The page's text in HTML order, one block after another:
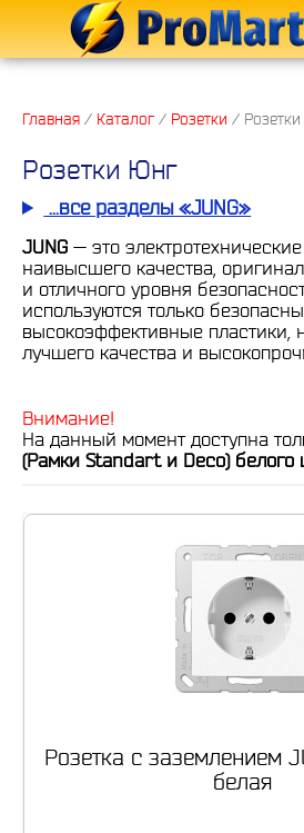
Главная / Каталог / Розетки /
Розетки Юнг
...все разделы «JUNG»
JUNG — это
наивысшего качества,
и отличного уровня
используются только
высокоэффективные пластики,
лучшего качества и
Внимание!
На данный момент доступна
(Рамки Standart и Deco) белого
Розетка с заземлением
белая